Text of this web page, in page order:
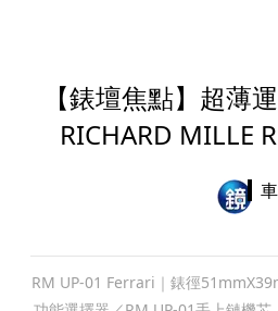
【錶壇焦點】超薄
RICHARD MILLE
RM UP-01 Ferrari｜錶徑